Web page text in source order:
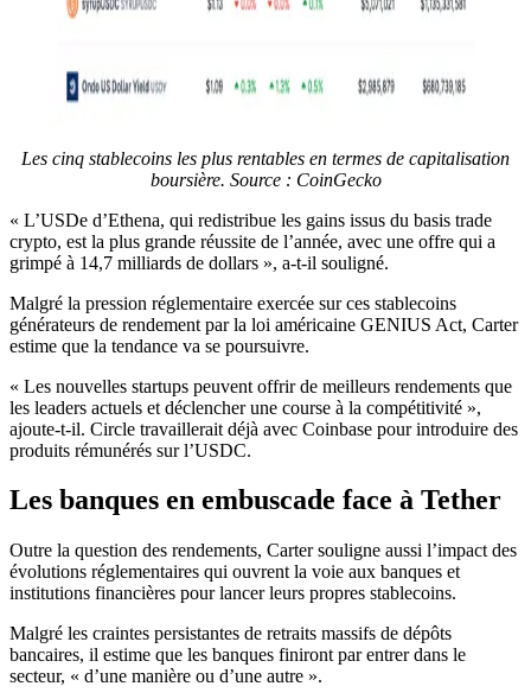
Les cinq stablecoins les plus rentables en termes de capitalisation
boursière. Source : CoinGecko
« L’USDe d’Ethena, qui redistribue les gains issus du basis trade
crypto, est la plus grande réussite de l’année, avec une offre qui a
grimpé à 14,7 milliards de dollars », a-t-il souligné.
Malgré la pression réglementaire exercée sur ces stablecoins
générateurs de rendement par la loi américaine GENIUS Act, Carter
estime que la tendance va se poursuivre.
« Les nouvelles startups peuvent offrir de meilleurs rendements que
les leaders actuels et déclencher une course à la compétitivité »,
ajoute-t-il. Circle travaillerait déjà avec Coinbase pour introduire des
produits rémunérés sur l’USDC.
Les banques en embuscade face à Tether
Outre la question des rendements, Carter souligne aussi l’impact des
évolutions réglementaires qui ouvrent la voie aux banques et
institutions financières pour lancer leurs propres stablecoins.
Malgré les craintes persistantes de retraits massifs de dépôts
bancaires, il estime que les banques finiront par entrer dans le
secteur, « d’une manière ou d’une autre ».